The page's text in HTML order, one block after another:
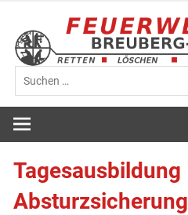
springen
Tagesausbildung
Absturzsicherung